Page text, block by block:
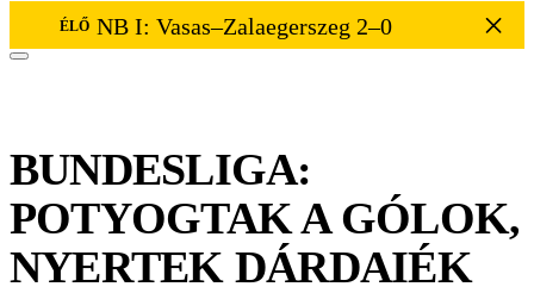
ÉLŐ NB I: Vasas–Zalaegerszeg 2–0
BUNDESLIGA:
POTYOGTAK A GÓLOK,
NYERTEK DÁRDAIÉK